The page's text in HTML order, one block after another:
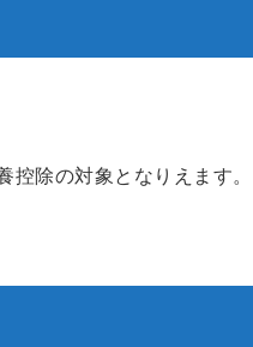
除の対象となりえます。